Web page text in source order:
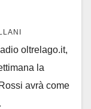
oltrelago.it,
la
avrà come